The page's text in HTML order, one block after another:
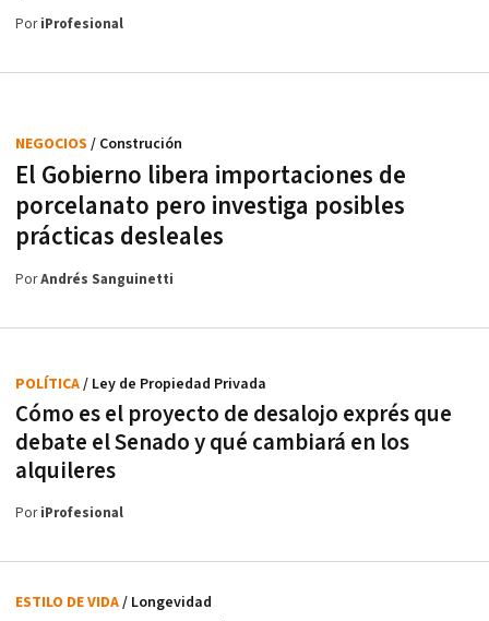
PoriProfesional
El Gobierno libera importaciones de
porcelanato pero investiga posibles
prácticas desleales
NEGOCIOS / Construción
PorAndrés Sanguinetti
Cómo es el proyecto de desalojo exprés que
debate el Senado y qué cambiará en los
alquileres
POLÍTICA/ Ley de Propiedad Privada
PoriProfesional
ESTILO DE VIDA/ Longevidad